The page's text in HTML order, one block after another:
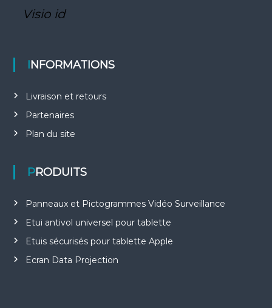
Visio id
INFORMATIONS
Livraison et retours
Partenaires
Plan du site
PRODUITS
Panneaux et Pictogrammes Vidéo Surveillance
Etui antivol universel pour tablette
Etuis sécurisés pour tablette Apple
Ecran Data Projection